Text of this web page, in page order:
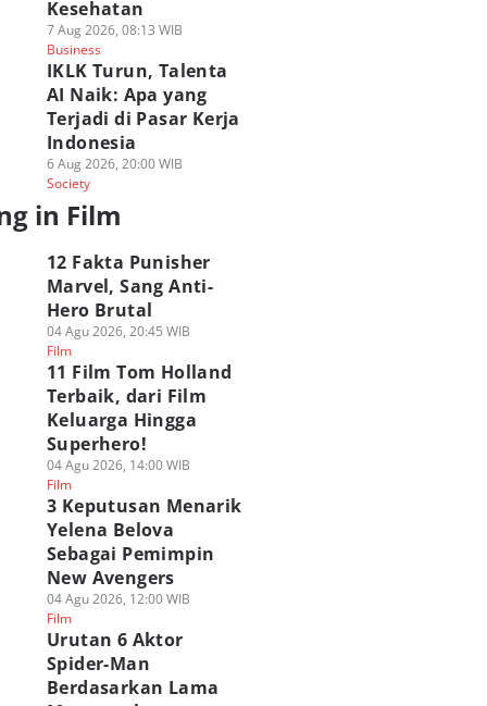
Kesehatan
7 Aug 2026, 08:13 WIB
Business
IKLK Turun, Talenta
AI Naik: Apa yang
Terjadi di Pasar Kerja
Indonesia
6 Aug 2026, 20:00 WIB
Society
in Film
12 Fakta Punisher
Marvel, Sang Anti-
Hero Brutal
04 Agu 2026, 20:45 WIB
Film
11 Film Tom Holland
Terbaik, dari Film
Keluarga Hingga
Superhero!
04 Agu 2026, 14:00 WIB
Film
3 Keputusan Menarik
Yelena Belova
Sebagai Pemimpin
New Avengers
04 Agu 2026, 12:00 WIB
Film
Urutan 6 Aktor
Spider-Man
Berdasarkan Lama